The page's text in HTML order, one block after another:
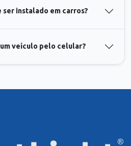
ser instalado em carros?
veículo pelo celular?